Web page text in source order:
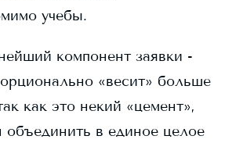
учебы.
компонент заявки -
«весит» больше
как это некий «цемент»,
в единое целое